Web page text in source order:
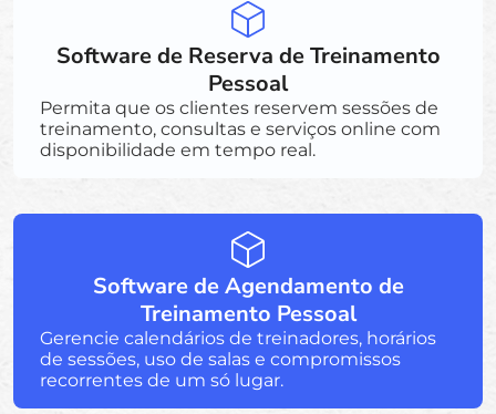
Software de Reserva de Treinamento
Pessoal
Permita que os clientes reservem sessões de
treinamento, consultas e serviços online com
disponibilidade em tempo real.
Software de Agendamento de
Treinamento Pessoal
Gerencie calendários de treinadores, horários
de sessões, uso de salas e compromissos
recorrentes de um só lugar.